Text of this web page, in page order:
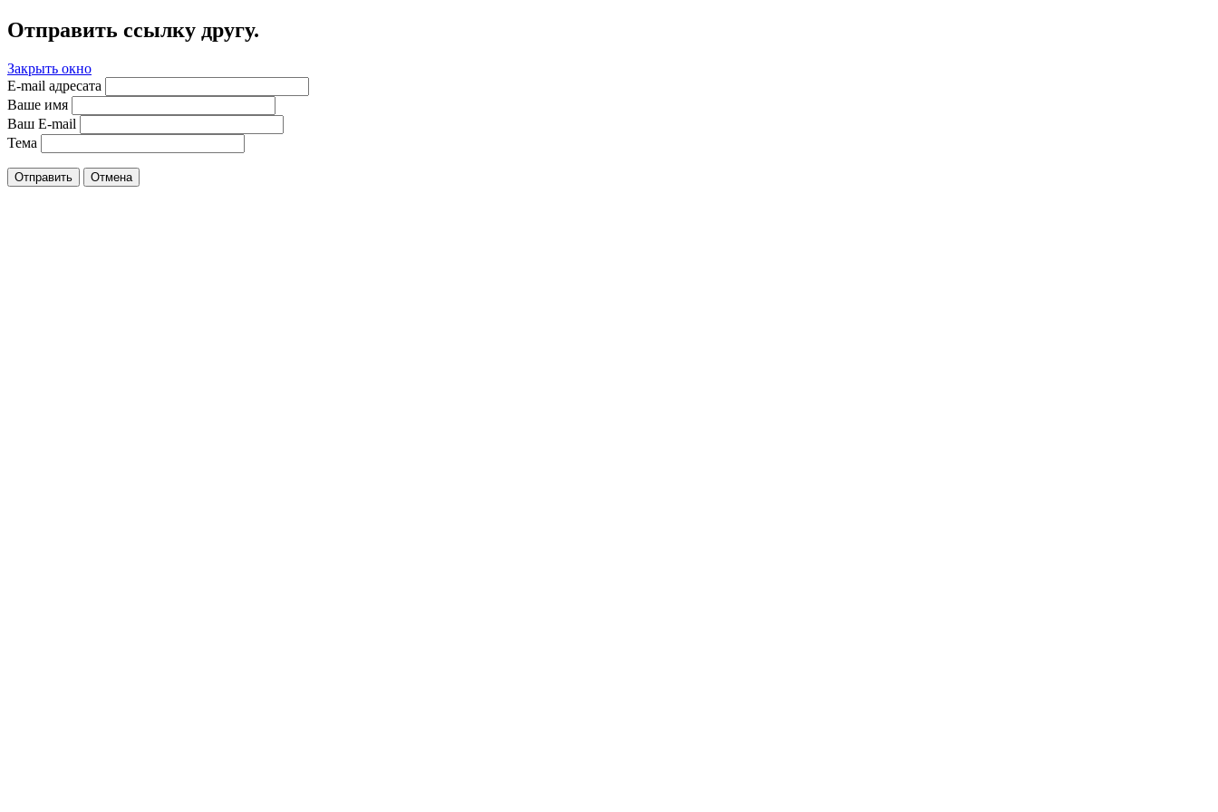
Отправить ссылку другу.
Закрыть окно
E-mail адресата
Ваше имя
Ваш E-mail
Тема
Отправить Отмена